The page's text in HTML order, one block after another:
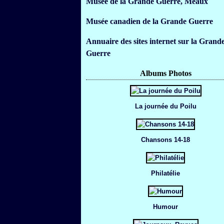
Musée canadien de la Grande Guerre
Annuaire des sites internet sur la
Guerre
Albums Photos
La journée du Poilu
Chansons 14-18
Philatélie
Humour